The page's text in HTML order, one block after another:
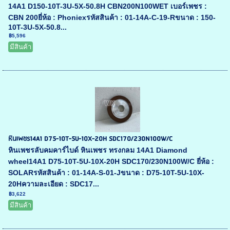
14A1 D150-10T-3U-5X-50.8H CBN200N100WET เบอร์เพชร :
CBN 200ยี่ห้อ : Phoniexรหัสสินค้า : 01-14A-C-19-Rขนาด : 150-
10T-3U-5X-50.8...
฿5,596
มีสินค้า
หินเพชร14A1 D75-10T-5U-10X-20H SDC170/230N100W/C
หินเพชรลับคมคาร์ไบด์ หินเพชร ทรงกลม 14A1 Diamond
wheel14A1 D75-10T-5U-10X-20H SDC170/230N100W/C ยี่ห้อ :
SOLARรหัสสินค้า : 01-14A-S-01-Jขนาด : D75-10T-5U-10X-
20Hความละเอียด : SDC17...
฿3,622
มีสินค้า